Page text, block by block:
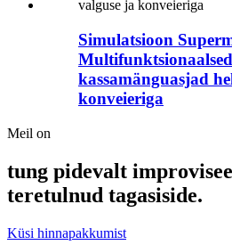
Simulatsioon
Multifunktsionaalsed
kassamänguasjad
konveieriga
Meil on
tung pidevalt
teretulnud tagasiside.
Küsi hinnapakkumist